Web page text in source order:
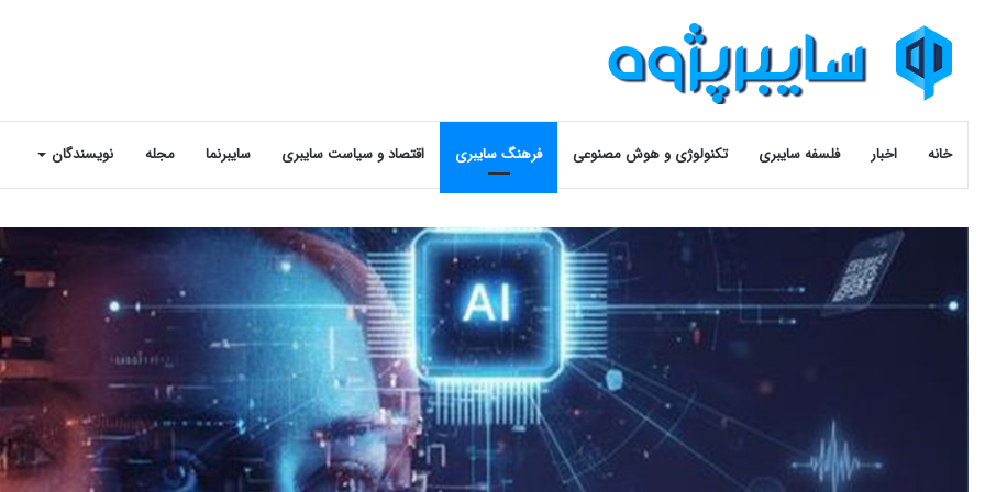
خانه اخبار فلسفه سایبری تکنولوژی و هوش مصنوعی فرهنگ سایبری اقتصاد و سیاست سایبری سایبرنما مجله نویسندگان